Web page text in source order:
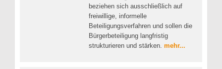
beziehen sich ausschließlich auf
freiwillige, informelle
Beteiligungsverfahren und sollen die
Bürgerbeteiligung langfristig
strukturieren und stärken. mehr...